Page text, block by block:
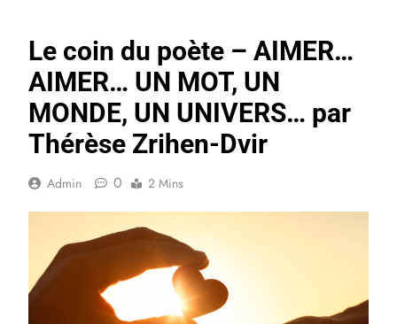
Le coin du poète – AIMER…
AIMER… UN MOT, UN
MONDE, UN UNIVERS… par
Thérèse Zrihen-Dvir
Admin 0 2 Mins